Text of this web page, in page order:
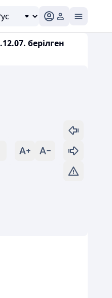
берілген